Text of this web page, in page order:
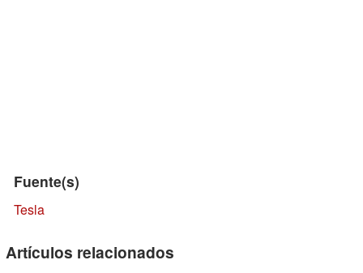
Fuente(s)
Tesla
Artículos relacionados